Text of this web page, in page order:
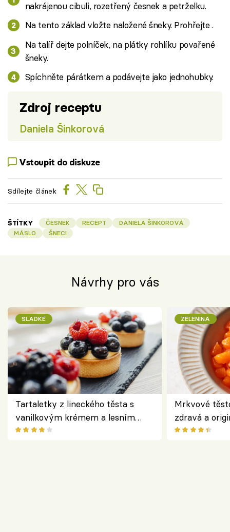
nakrájenou cibuli, rozetřený česnek a petrželku.
Na tento základ vložte naložené šneky. Prohřejte .
Na talíř dejte polníček, na plátky rohlíku povařené
šneky.
Spíchněte párátkem a podávejte jako jednohubky.
Zdroj receptu
Daniela Šinkorová
Vstoupit do diskuze
Sdílejte článek
ŠTÍTKY ČESNEK RECEPT
DANIELA ŠINKOROVÁ
MÁSLO
ŠNECI
Návrhy pro vás
SLADKÉ
Tartaletky z lineckého těsta s
vanilkovým krémem a lesním
ovocem podle Bread Society
ZELENINA
Mrkvové
zdravá a
klasiky